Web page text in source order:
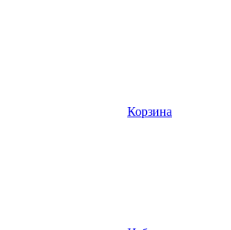
Корзина